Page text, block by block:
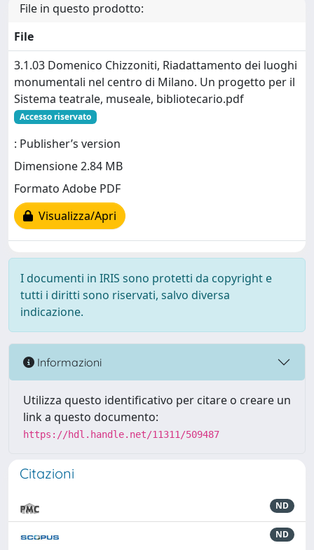
File in questo prodotto:
File
3.1.03 Domenico Chizzoniti, Riadattamento dei luoghi
monumentali nel centro di Milano. Un progetto per il
Sistema teatrale, museale, bibliotecario.pdf
Accesso riservato
: Publisher’s version
Dimensione 2.84 MB
Formato Adobe PDF
Visualizza/Apri
I documenti in IRIS sono protetti da copyright e
tutti i diritti sono riservati, salvo diversa
indicazione.
Informazioni
Utilizza questo identificativo per citare o creare un
link a questo documento:
https://hdl.handle.net/11311/509487
Citazioni
ND
ND